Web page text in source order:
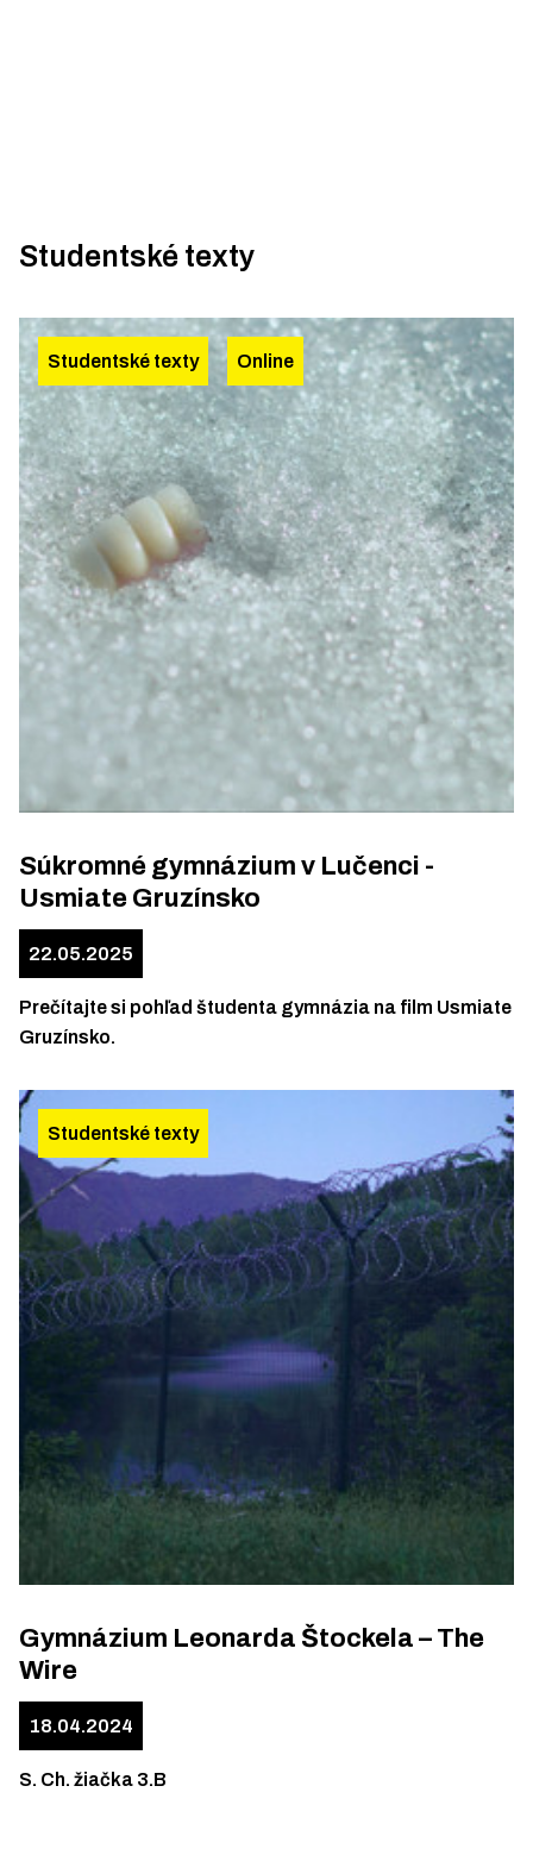
Studentské texty
Studentské texty Online
Súkromné gymnázium v Lučenci -
Usmiate Gruzínsko
22.05.2025
Prečítajte si pohľad študenta gymnázia na film Usmiate
Gruzínsko.
Studentské texty
Gymnázium Leonarda Štockela – The
Wire
18.04.2024
S. Ch. žiačka 3.B